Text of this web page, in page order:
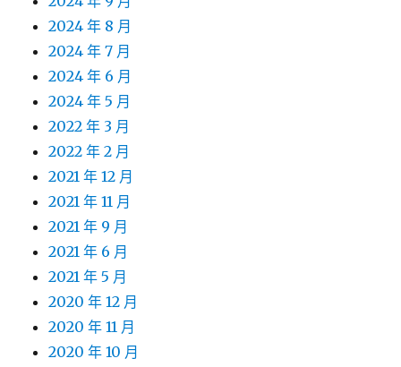
2024 年 8 月
2024 年 7 月
2024 年 6 月
2024 年 5 月
2022 年 3 月
2022 年 2 月
2021 年 12 月
2021 年 11 月
2021 年 9 月
2021 年 6 月
2021 年 5 月
2020 年 12 月
2020 年 11 月
2020 年 10 月